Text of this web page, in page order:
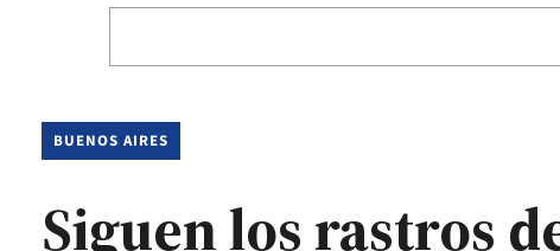
BUENOS AIRES
Siguen los rastros